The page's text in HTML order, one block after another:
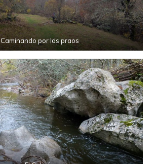
Caminando por los praos